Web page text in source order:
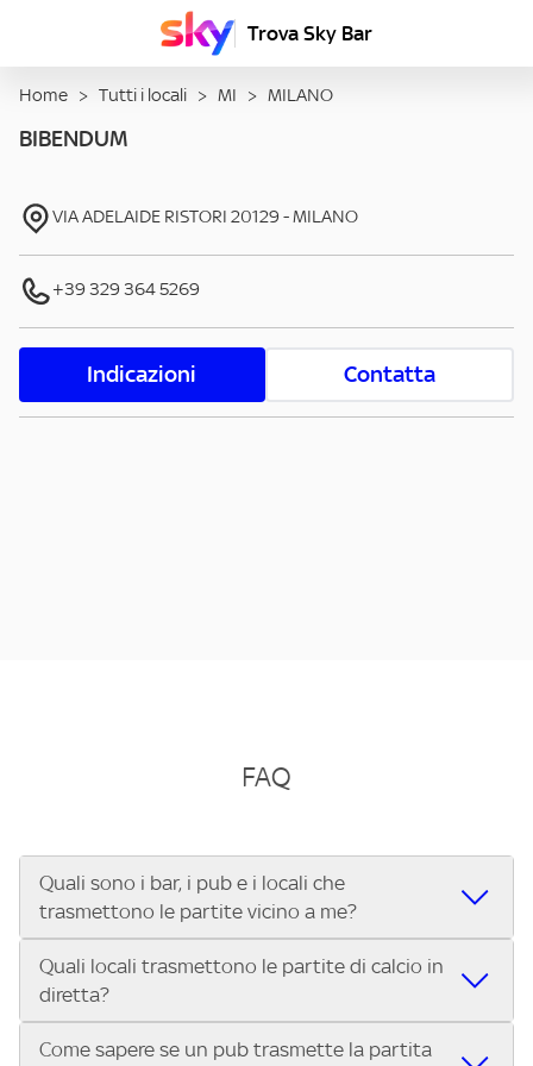
Trova Sky Bar
Home > Tutti i locali > MI > MILANO
BIBENDUM
VIA ADELAIDE RISTORI 20129 -MILANO
+39 329 364 5269
Indicazioni Contatta
FAQ
Quali sono i bar, i pub e i locali che
trasmettono le partite vicino a me?
Se cerchi un bar, pub, ristorante o locale vicino a te per
vedere le partite di Serie A ENILIVE, la Serie C Sky Wifi, la
UEFA Champions League, la UEFA Europa League, la UEFA
Conference League, il Tennis, la Formula 1®, la MotoGP™ e
Quali locali trasmettono le partite di calcio in
diretta?
Vuoi sapere quali bar, pub o ristoranti mostrano le partite
Come sapere se un pub trasmette la partita